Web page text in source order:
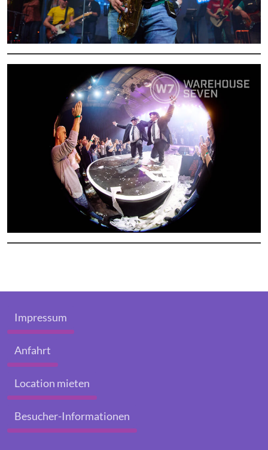
Impressum
Anfahrt
Location mieten
Besucher-Informationen